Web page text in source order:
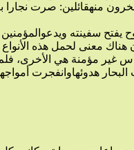
صرت نجارا بعد أن كنت نبيا إن قمة الصراع في قصة نوح